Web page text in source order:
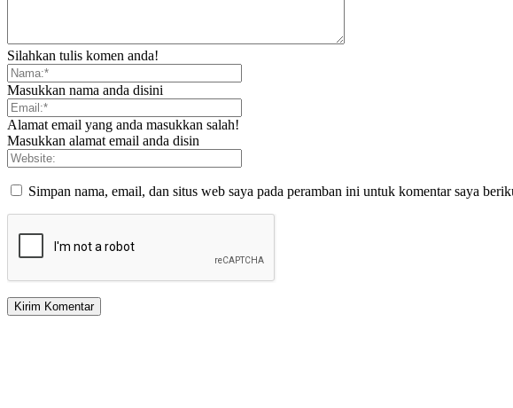
Silahkan tulis komen anda!
Masukkan nama anda disini
Alamat email yang anda masukkan salah!
Masukkan alamat email anda disin
Simpan nama, email, dan situs web saya pada peramban ini untuk komentar saya